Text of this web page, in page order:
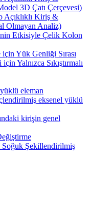
3D Çatı Çerçevesi)
Açıklıklı Kiriş &
Olmayan Analiz)
Etkisiyle Çelik Kolon
Yük Genliği Sırası
Yalnızca Sıkıştırmalı
eleman
eksenel yüklü
kirişin genel
Şekillendirilmiş